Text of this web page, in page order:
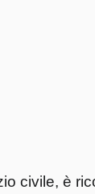
civile, è